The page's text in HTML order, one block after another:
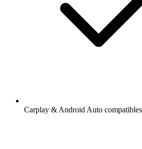
Carplay & Android Auto compatibles